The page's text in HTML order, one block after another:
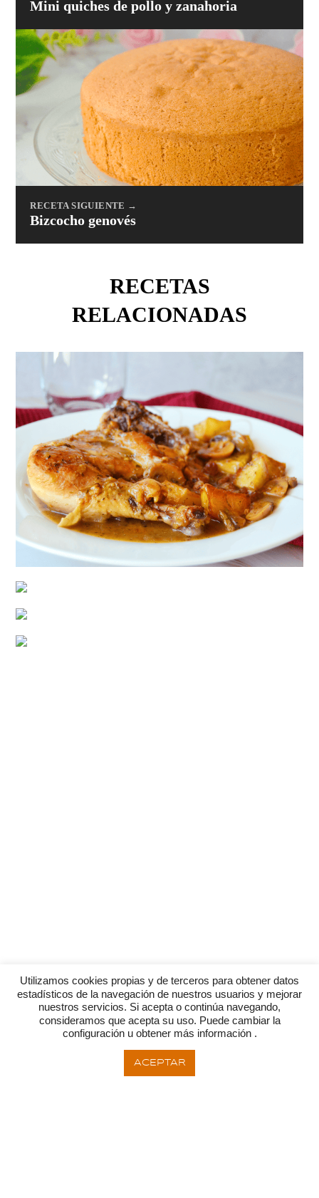
Mini quiches de pollo y zanahoria
RECETA SIGUIENTE →
Bizcocho genovés
RECETAS
RELACIONADAS
Utilizamos cookies propias y de terceros para obtener datos
estadísticos de la navegación de nuestros usuarios y mejorar
nuestros servicios. Si acepta o continúa navegando,
consideramos que acepta su uso. Puede cambiar la
configuración u obtener más información .
ACEPTAR